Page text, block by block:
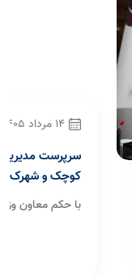
سازمان صنایع
رئیس هیأت‌مدیره
صنعتی ایران
مدیریت آمار و